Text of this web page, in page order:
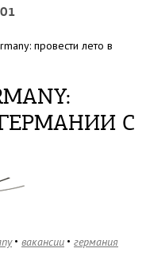
провести лето в
С
вакансии германия